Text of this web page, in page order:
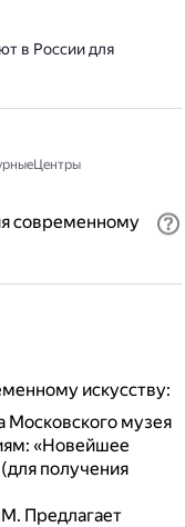
в России для
современному
искусству:
Московского музея
«Новейшее
получения
Предлагает